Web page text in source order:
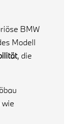
BMW
Modell
, die
wie